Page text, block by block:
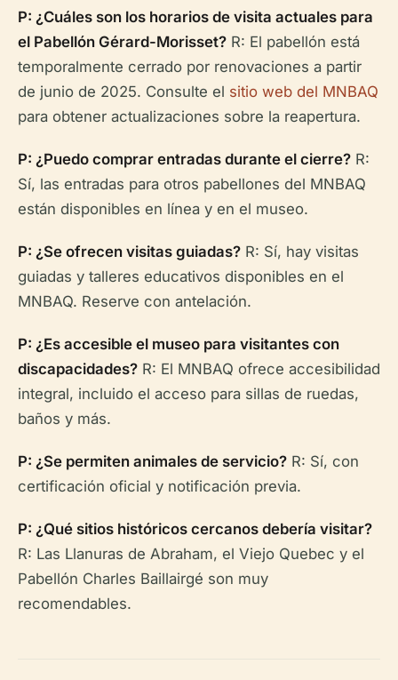
P: ¿Cuáles son los horarios de visita actuales para
el Pabellón Gérard-Morisset? R: El pabellón está
temporalmente cerrado por renovaciones a partir
de junio de 2025. Consulte el sitio web del MNBAQ
para obtener actualizaciones sobre la reapertura.
P: ¿Puedo comprar entradas durante el cierre? R:
Sí, las entradas para otros pabellones del MNBAQ
están disponibles en línea y en el museo.
P: ¿Se ofrecen visitas guiadas? R: Sí, hay visitas
guiadas y talleres educativos disponibles en el
MNBAQ. Reserve con antelación.
P: ¿Es accesible el museo para visitantes con
discapacidades? R: El MNBAQ ofrece accesibilidad
integral, incluido el acceso para sillas de ruedas,
baños y más.
P: ¿Se permiten animales de servicio? R: Sí, con
certificación oficial y notificación previa.
P: ¿Qué sitios históricos cercanos debería visitar?
R: Las Llanuras de Abraham, el Viejo Quebec y el
Pabellón Charles Baillairgé son muy
recomendables.